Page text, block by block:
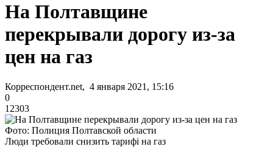
На Полтавщине
перекрывали дорогу из-за
цен на газ
Корреспондент.net, 4 января 2021, 15:16
0
12303
Фото: Полиция Полтавской области
Люди требовали снизить тарифі на газ